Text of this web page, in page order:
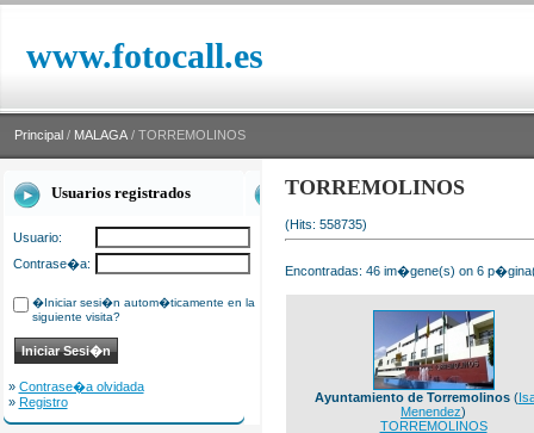
www.fotocall.es
Principal / MALAGA / TORREMOLINOS
Usuarios registrados
Usuario:
Contrase�a:
�Iniciar sesi�n autom�ticamente en la
siguiente visita?
» Contrase�a olvidada
» Registro
TORREMOLINOS
(Hits: 558735)
Encontradas: 46 im�gene(s) on 6
Ayuntamiento de Torremolinos(
Menendez)
TORREMOLINOS